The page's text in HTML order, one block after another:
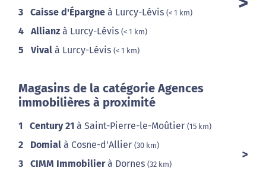
3 Caisse d'Épargne à Lurcy-Lévis (< 1 km)
4 Allianz à Lurcy-Lévis (< 1 km)
5 Vival à Lurcy-Lévis (< 1 km)
Magasins de la catégorie Agences
immobilières à proximité
1 Century 21 à Saint-Pierre-le-Moûtier (15 km)
2 Domial à Cosne-d'Allier (30 km)
3 CIMM Immobilierà Dornes (32 km)